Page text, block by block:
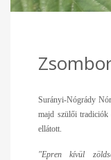
Surányi-Nógrády
majd szülői tradiciók
ellátott.
"Epren kívül